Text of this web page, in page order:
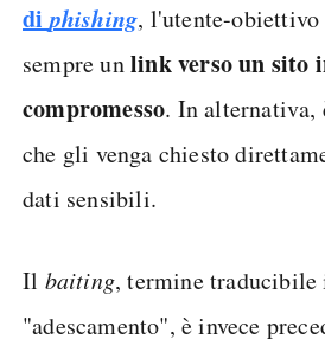
diphishing, l'utente-obiettivo
sempre unlink verso un sito
compromesso. In alternativa,
che gli venga chiesto
dati sensibili.
Il baiting, termine
"adescamento", è invece